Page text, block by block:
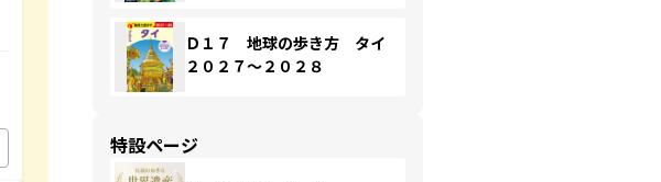
Ｄ１７ 地球の歩き方 タイ
２０２７～２０２８
特設ページ